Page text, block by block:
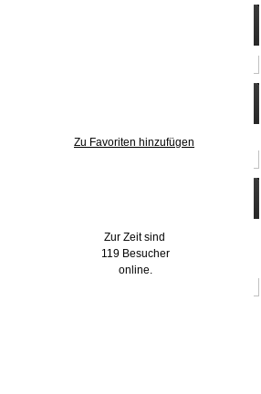
Zu Favoriten hinzufügen
Zur Zeit sind
119 Besucher
online.